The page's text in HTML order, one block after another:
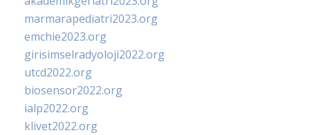
marmarapediatri2023.org
emchie2023.org
girisimselradyoloji2022.org
utcd2022.org
biosensor2022.org
ialp2022.org
klivet2022.org